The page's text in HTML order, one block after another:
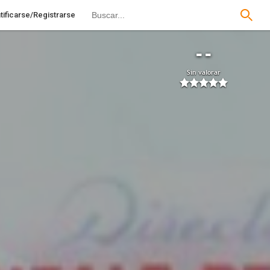
Registrarse
--
Sin valorar